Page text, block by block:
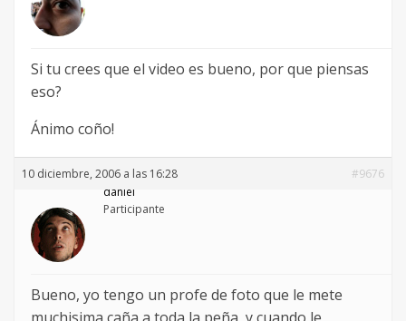
Si tu crees que el video es bueno, por que piensas
eso?
Ánimo coño!
10 diciembre, 2006 a las 16:28
#9676
daniel
Participante
Bueno, yo tengo un profe de foto que le mete